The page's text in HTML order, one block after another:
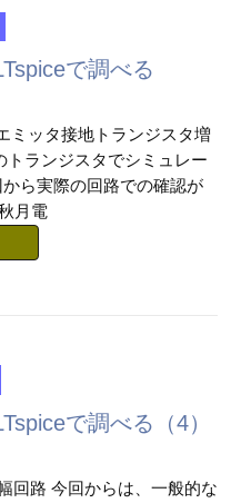
で調べる
ミッタ接地トランジスタ増
ランジスタでシミュレー
ら実際の回路での確認が
月電
で調べる（4）
回路 今回からは、一般的な